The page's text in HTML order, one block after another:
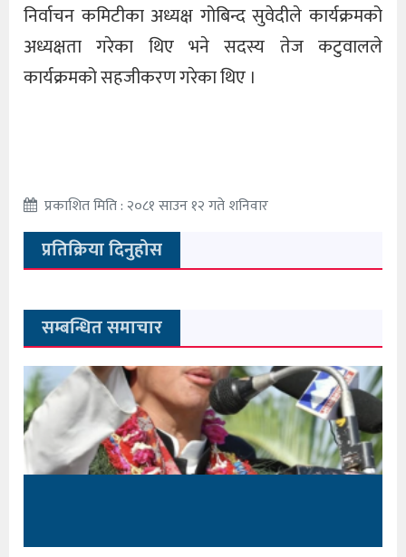
निर्वाचन कमिटीका अध्यक्ष गोबिन्द सुवेदीले कार्यक्रमको
अध्यक्षता गरेका थिए भने सदस्य तेज कटुवालले
कार्यक्रमको सहजीकरण गरेका थिए ।
प्रकाशित मिति : २०८१ साउन १२ गते शनिवार
प्रतिक्रिया दिनुहोस
सम्बन्धित समाचार